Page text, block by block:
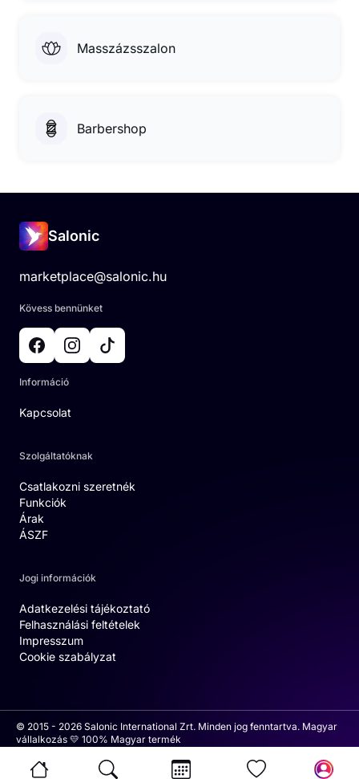
Masszázsszalon
Barbershop
Salonic
marketplace@salonic.hu
Kövess bennünket
Információ
Kapcsolat
Szolgáltatóknak
Csatlakozni szeretnék
Funkciók
Árak
ÁSZF
Jogi információk
Adatkezelési tájékoztató
Felhasználási feltételek
Impresszum
Cookie szabályzat
© 2015 - 2026 Salonic International Zrt. Minden jog fenntartva. Magyar
vállalkozás 💛 100% Magyar termék